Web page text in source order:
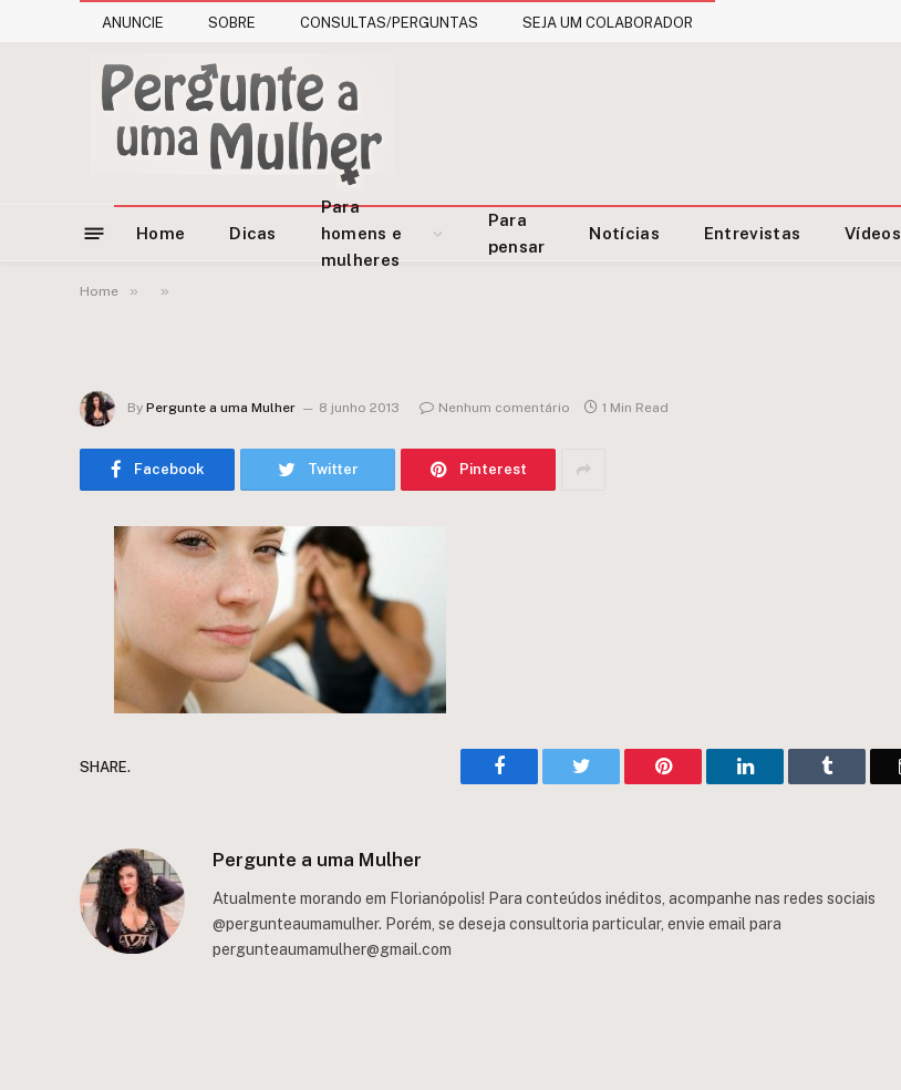
ANUNCIE SOBRE CONSULTAS/PERGUNTAS SEJA UM COLABORADOR
Home Dicas
Para
homens e
mulheres
Para
pensar
Notícias Entrevistas Vídeos
Home » »
By Pergunte a uma Mulher 8 junho 2013 Nenhum comentário 1 Min Read
Facebook Twitter Pinterest
SHARE. Facebook Twitter Pinterest LinkedIn Tumblr
Pergunte a uma Mulher
Atualmente morando em Florianópolis! Para conteúdos inéditos, acompanhe nas redes sociais
@pergunteaumamulher. Porém, se deseja consultoria particular, envie email para
pergunteaumamulher@gmail.com